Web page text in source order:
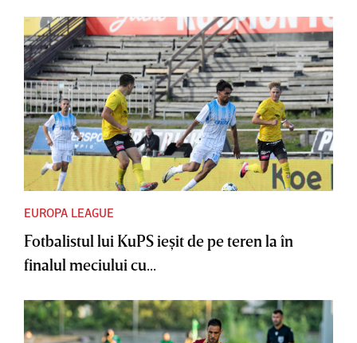
EUROPA LEAGUE
Fotbalistul lui KuPS ieşit de pe teren la în
finalul meciului cu...